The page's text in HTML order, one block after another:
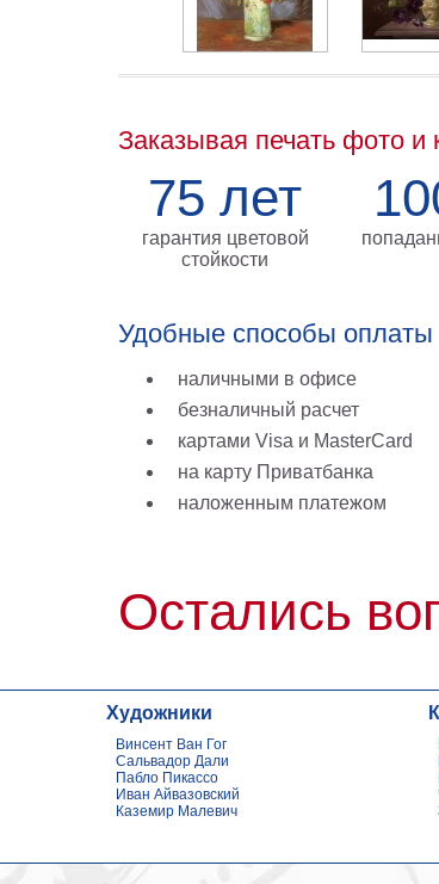
Заказывая печать фото и
75 лет
гарантия цветовой
стойкости
Удобные способы оплаты
наличными в офисе
безналичный расчет
картами Visa и MasterCard
на карту Приватбанка
наложенным платежом
Остались
Художники
Винсент Ван Гог
Сальвадор Дали
Пабло Пикассо
Иван Айвазовский
Каземир Малевич